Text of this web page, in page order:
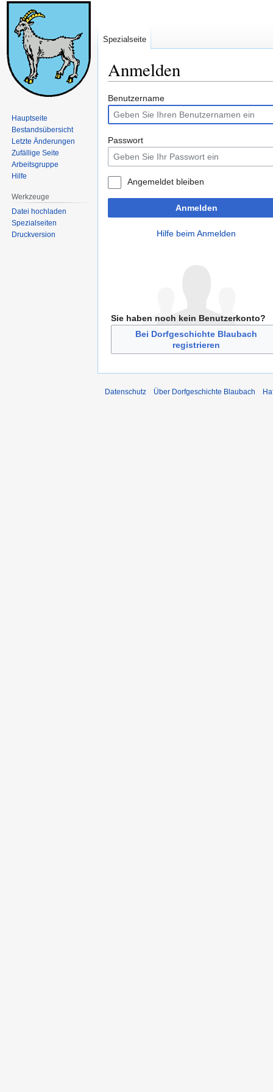
Anmelden
Zur
Navigation
springen
Zur
Suche
springen
Benutzername
Passwort
Angemeldet bleiben
Anmelden
Hilfe beim Anmelden
Sie haben noch kein Benutzerkonto?
Bei Dorfgeschichte Blaubach
registrieren
Spezialseite
Hauptseite
Bestandsübersicht
Letzte Änderungen
Zufällige Seite
Arbeitsgruppe
Hilfe
Werkzeuge
Datei hochladen
Spezialseiten
Druckversion
Datenschutz Über Dorfgeschichte Blaubach